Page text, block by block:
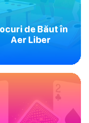
de Băut în
Aer Liber